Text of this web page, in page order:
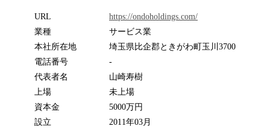
URL
https://ondoholdings.com/
業種
サービス業
本社所在地
埼玉県比企郡ときがわ町玉川3700
電話番号
-
代表者名
山崎寿樹
上場
未上場
資本金
5000万円
設立
2011年03月